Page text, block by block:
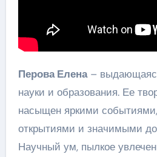
Перова Елена–
науки и образования. Ее
насыщен яркими
открытиями и значимыми
Научный ум, пылкое